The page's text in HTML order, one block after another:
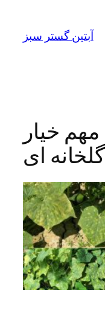
content
آبتین گستر سبز
خیار
گلخانه ای